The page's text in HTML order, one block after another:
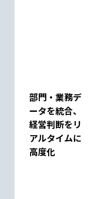
部門・業務デ
ータを統合、
経営判断をリ
アルタイムに
高度化